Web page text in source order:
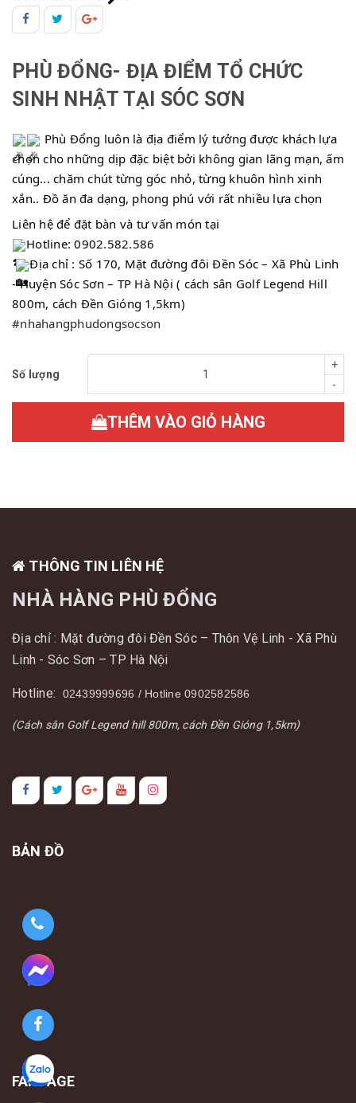
PHÙ ĐỔNG- ĐỊA ĐIỂM TỔ CHỨC
SINH NHẬT TẠI SÓC SƠN
Phù Đổng luôn là địa điểm lý tưởng được khách lựa
chọn cho những dịp đặc biệt bởi không gian lãng mạn, ấm
cúng... chăm chút từng góc nhỏ, từng khuôn hình xinh
xắn.. Đồ ăn đa dạng, phong phú với rất nhiều lựa chọn
Liên hệ để đặt bàn và tư vấn món tại
Hotline: 0902.582.586
Địa chỉ : Số 170, Mặt đường đôi Đền Sóc – Xã Phù Linh
- Huyện Sóc Sơn – TP Hà Nội ( cách sân Golf Legend Hill
800m, cách Đền Gióng 1,5km)
#nhahangphudongsocson
Số lượng
-
+
THÊM VÀO GIỎ HÀNG
THÔNG TIN LIÊN HỆ
NHÀ HÀNG PHÙ ĐỔNG
Địa chỉ : Mặt đường đôi Đền Sóc – Thôn Vệ Linh - Xã Phù
Linh - Sóc Sơn – TP Hà Nội
Hotline: 02439999696 / Hotline 0902582586
(Cách sân Golf Legend hill 800m, cách Đền Gióng 1,5km)
BẢN ĐỒ
FANPAGE